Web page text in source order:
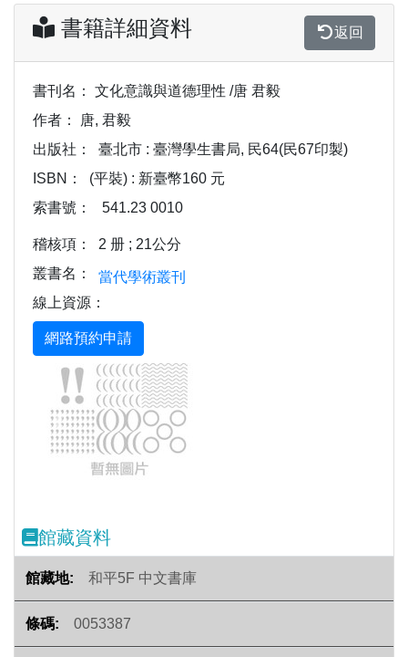
書籍詳細資料 返回
書刊名：
文化意識與道德理性 /唐 君毅
作者：
唐, 君毅
出版社：
臺北市 : 臺灣學生書局, 民64(民67印製)
ISBN：
(平裝) : 新臺幣160 元
索書號：
541.23 0010
稽核項：
2 册 ; 21公分
叢書名：
當代學術叢刊
線上資源：
Previous
館藏資料
和平5F 中文書庫
0053387